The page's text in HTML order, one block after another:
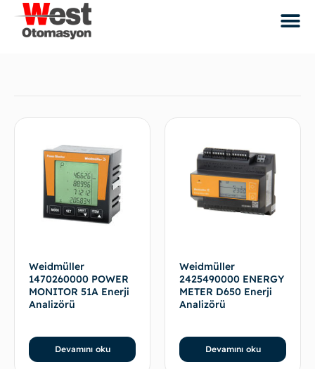
Weidmüller
1470260000 POWER
MONITOR 51A Enerji
Analizörü
Devamını oku
Weidmüller
2425490000 ENERGY
METER D650 Enerji
Analizörü
Devamını oku